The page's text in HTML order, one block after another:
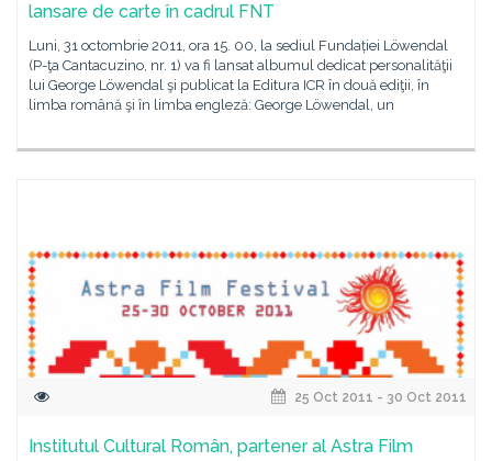
lansare de carte în cadrul FNT
Luni, 31 octombrie 2011, ora 15. 00, la sediul Fundației Löwendal
(P-ţa Cantacuzino, nr. 1) va fi lansat albumul dedicat personalităţii
lui George Löwendal şi publicat la Editura ICR în două ediţii, în
limba română şi în limba engleză: George Löwendal, un
25 Oct 2011 - 30 Oct 2011
Institutul Cultural Român, partener al Astra Film